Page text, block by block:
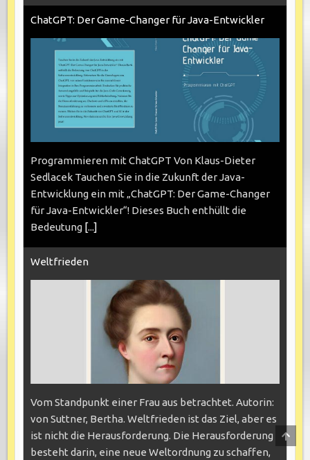
ChatGPT: Der Game-Changer für Java-Entwickler
Programmieren mit ChatGPT Von Klaus-Dieter
Sedlacek Tauchen Sie in die Zukunft der Java-
Entwicklung ein mit „ChatGPT: Der Game-Changer
für Java-Entwickler“! Dieses Buch enthüllt die
Bedeutung [...]
Weltfrieden
Vom Standpunkt einer Frau aus betrachtet. Autorin:
von Suttner, Bertha. Weltfrieden ist das Ziel, aber es
ist nicht die Herausforderung. Die Herausforderung
besteht darin, eine neue Weltordnung zu schaffen,
TO